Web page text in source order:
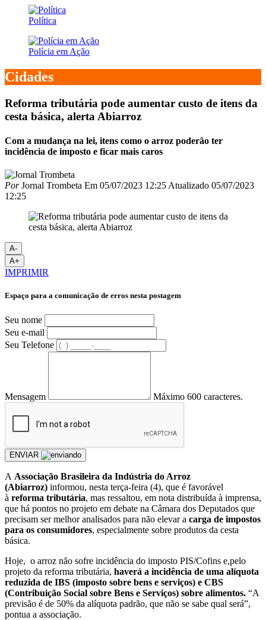
Política
Polícia em Ação
Cidades
Reforma tributária pode aumentar custo de itens da
cesta básica, alerta Abiarroz
Com a mudança na lei, itens como o arroz poderão ter
incidência de imposto e ficar mais caros
PorJornal Trombeta Em 05/07/2023 12:25 Atualizado 05/07/2023
12:25
A-
A+
IMPRIMIR
Espaço para a comunicação de erros nesta postagem
Seu nome
Seu e-mail
Seu Telefone
Mensagem Máximo 600 caracteres.
ENVIAR
A Associação Brasileira da Indústria do Arroz
(Abiarroz) informou, nesta terça-feira (4), que é favorável
à reforma tributária, mas ressaltou, em nota distribuída à imprensa,
que há pontos no projeto em debate na Câmara dos Deputados que
precisam ser melhor analisados para não elevar a carga de impostos
para os consumidores, especialmente sobre produtos da cesta
básica.
Hoje, o arroz não sofre incidência do imposto PIS/Cofins e,pelo
projeto da reforma tributária, haverá a incidência de uma alíquota
reduzida de IBS (imposto sobre bens e serviços) e CBS
(Contribuição Social sobre Bens e Serviços) sobre alimentos. “A
previsão é de 50% da alíquota padrão, que não se sabe qual será”,
pontua a associação.